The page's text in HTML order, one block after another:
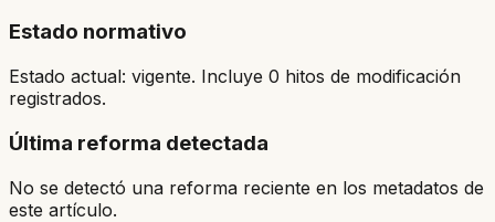
Estado normativo
Estado actual: vigente. Incluye 0 hitos de modificación
registrados.
Última reforma detectada
No se detectó una reforma reciente en los metadatos de
este artículo.